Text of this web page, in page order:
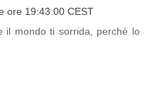
ore 19:43:00 CEST
il mondo ti sorrida, perchè lo